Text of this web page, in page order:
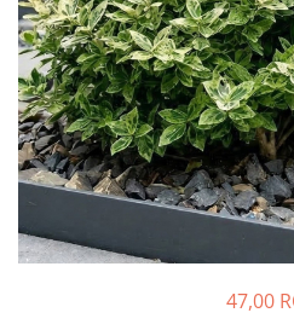
Bulbi de Echinacea
Bulbi de Frezie
Bulbi de Fritillaria
Bulbi de Gaillardia (Kokarda)
Bulbi de Gladiole
Bulbi de Irisi - Stanjenel
Bulbi de Lalele
Bulbi de Leucanthemum
Păr - Pyrus communis
Smochini - Ficus carica
Viță de Vie - Vitis
Zmeur - Rubus
47,00